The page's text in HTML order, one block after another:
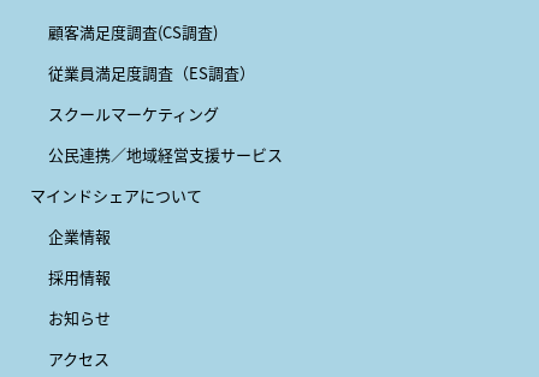
顧客満足度調査(CS調査)
従業員満足度調査（ES調査）
スクールマーケティング
公民連携／地域経営支援サービス
マインドシェアについて
企業情報
採用情報
お知らせ
アクセス